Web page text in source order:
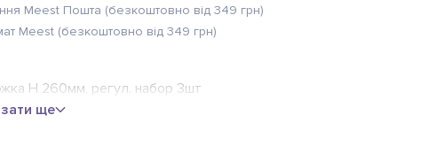
Meest Пошта (безкоштовно від 349 грн)
Meest (безкоштовно від 349 грн)
Н 260мм, регул. набор 3шт
ще